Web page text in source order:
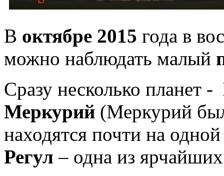
В октябре 2015 года в
можно наблюдать малый
Сразу несколько планет -
Меркурий (Меркурий
находятся почти на
Регул – одна из